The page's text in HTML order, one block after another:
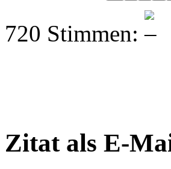
720 Stimmen:
Zitat als E-